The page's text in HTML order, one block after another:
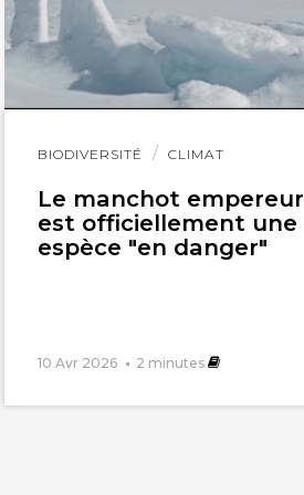
de deux
bleue. Ils
ils se livrent
BIODIVERSITÉ CLIMAT
Le manchot empereur
est officiellement une
espèce "en danger"
10 Avr 2026 2 minutes
Lire